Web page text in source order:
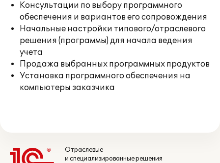
Консультации по выбору программного
обеспечения и вариантов его сопровождения
Начальные настройки типового/отраслевого
решения (программы) для начала ведения
учета
Продажа выбранных программных продуктов
Установка программного обеспечения на
компьютеры заказчика
Отраслевые
и специализированные решения